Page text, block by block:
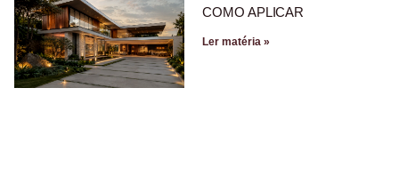
COMO APLICAR
Ler matéria »